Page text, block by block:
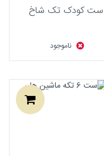
ست کودک تک شاخ
ناموجود